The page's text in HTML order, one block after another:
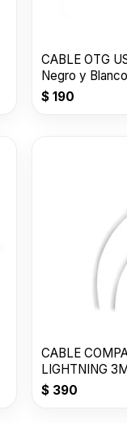
CABLE OTG
Negro y Blanco
$ 190
CABLE
LIGHTNING
$ 390